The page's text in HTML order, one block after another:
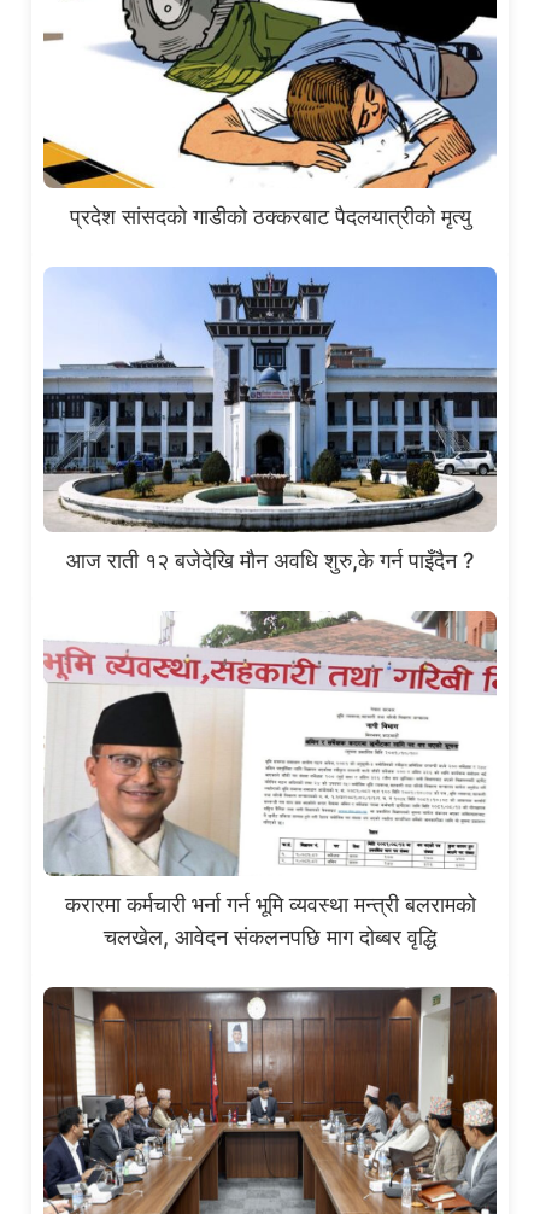
प्रदेश सांसदको गाडीको ठक्करबाट पैदलयात्रीको मृत्यु
आज राती १२ बजेदेखि मौन अवधि शुरु,के गर्न पाइँदैन ?
करारमा कर्मचारी भर्ना गर्न भूमि व्यवस्था मन्त्री बलरामको
चलखेल, आवेदन संकलनपछि माग दोब्बर वृद्धि